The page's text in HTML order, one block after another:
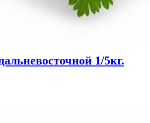
1/5кг.